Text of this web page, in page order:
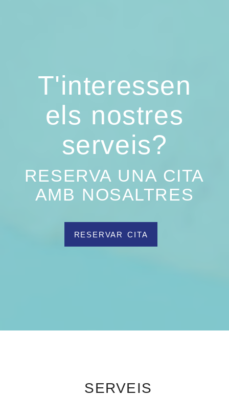
T'interessen
els nostres
serveis?
RESERVA UNA CITA
AMB NOSALTRES
RESERVAR CITA
SERVEIS